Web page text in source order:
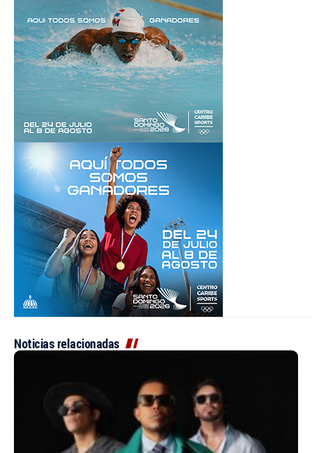
Noticias relacionadas